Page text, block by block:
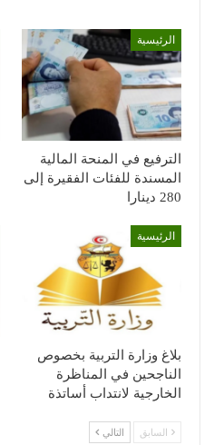
الرئيسية
الترفيع في المنحة المالية
المسندة للفئات الفقيرة إلى
280 دينارا
الرئيسية
بلاغ وزارة التربية بخصوص
الناجحين في المناظرة
الخارجية لانتداب أساتذة
السابق التالي